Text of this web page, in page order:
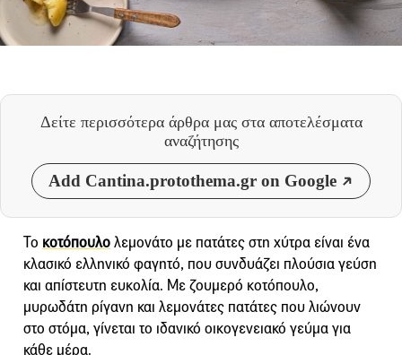
Δείτε περισσότερα άρθρα μας στα αποτελέσματα
αναζήτησης
Add Cantina.protothema.gr on Google
Το κοτόπουλολεμονάτο με πατάτες στη χύτρα είναι ένα
κλασικό ελληνικό φαγητό, που συνδυάζει πλούσια γεύση
και απίστευτη ευκολία. Με ζουμερό κοτόπουλο,
μυρωδάτη ρίγανη και λεμονάτες πατάτες που λιώνουν
στο στόμα, γίνεται το ιδανικό οικογενειακό γεύμα για
κάθε μέρα.